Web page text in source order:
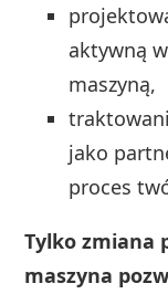
aktywną
maszyną,
jako
proces
Tylko zmiana
maszyna